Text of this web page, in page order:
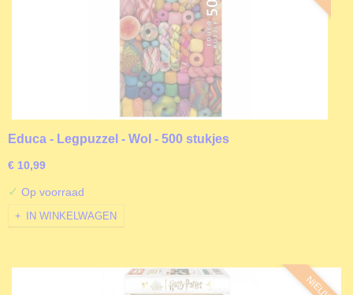
Educa - Legpuzzel - Wol - 500 stukjes
€ 10,99
✓ Op voorraad
IN WINKELWAGEN
NIEUW